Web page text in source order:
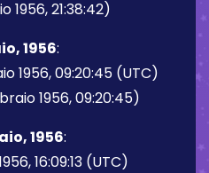
1956, 21:38:42)
1956:
1956, 09:20:45 (UTC)
1956, 09:20:45)
1956:
16:09:13 (UTC)